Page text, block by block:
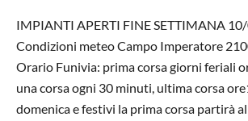
IMPIANTI APERTI FINE SETTIMANA
Condizioni meteo Campo Imperatore
Orario Funivia: prima corsa giorni feriali
una corsa ogni 30 minuti, ultima corsa
domenica e festivi la prima corsa partirà